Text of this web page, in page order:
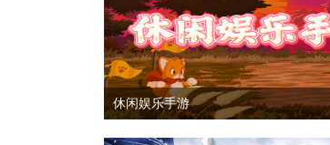
休闲娱乐手游